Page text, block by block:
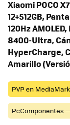
Xiaomi POCO
12+512GB,
120Hz
8400-Ultra,
HyperCharge,
Amarillo
PVP en
PcComponentes —